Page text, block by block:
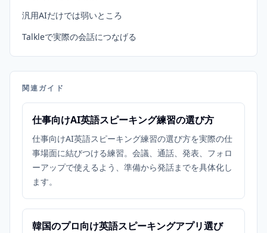
汎用AIだけでは弱いところ
Talkleで実際の会話につなげる
関連ガイド
仕事向けAI英語スピーキング練習の選び方
仕事向けAI英語スピーキング練習の選び方を実際の仕
事場面に結びつける練習。会議、通話、発表、フォロ
ーアップで使えるよう、準備から発話までを具体化し
ます。
韓国のプロ向け英語スピーキングアプリ選び